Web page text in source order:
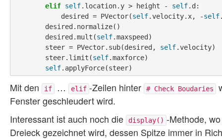
elif self.location.y > height - self.d:
            desired = PVector(
self.velocity.x, -self
        desired.mult(
self.maxspeed)
        steer = PVector.sub(desired,
self.velocity)
        steer.limit(
self.maxforce)
self
Mit den if … elif -Zeilen hinter # Check Boudaries
Fenster geschleudert wird.
Interessant ist auch noch die
display() -Methode,
Dreieck gezeichnet wird, dessen Spitze immer in